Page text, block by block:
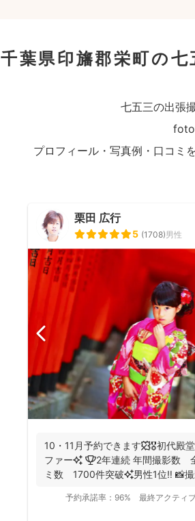
千葉県印旛郡栄町の
七五三の出張
プロフィール・写真例・口コミ
栗田 広行
5 (1708)男性
10・11月予約できます🍁🎖初代殿
ファー✨ 🏆2年連続 年間撮影数 全国1位✨ 🥇口コ
ミ数 1700件突破✨男性1位‼️ 📸
予約承諾率： 96% 最終アクティブ